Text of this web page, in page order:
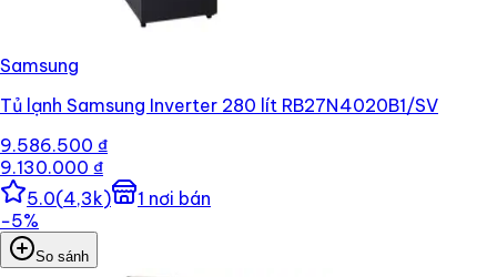
Samsung
Tủ lạnh Samsung Inverter 280 lít RB27N4020B1/SV
9.586.500 ₫
9.130.000 ₫
5.0(4,3k) 1 nơi bán
−5%
So sánh